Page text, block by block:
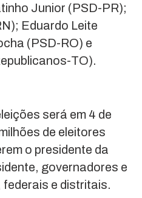
Junior (PSD-PR);
Eduardo Leite
(PSD-RO) e
TO).
será em 4 de
de eleitores
o presidente da
governadores e
e distritais.